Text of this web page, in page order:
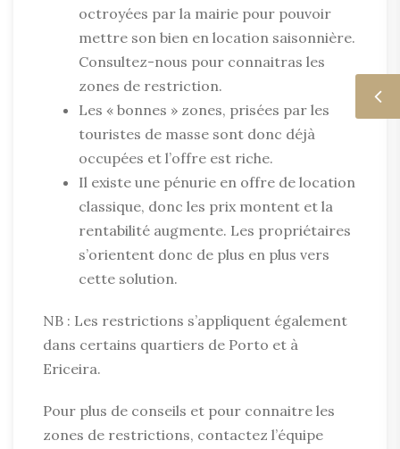
octroyées par la mairie pour pouvoir
mettre son bien en location saisonnière.
Consultez-nous pour connaitras les
zones de restriction.
Les « bonnes » zones, prisées par les
touristes de masse sont donc déjà
occupées et l’offre est riche.
Il existe une pénurie en offre de location
classique, donc les prix montent et la
rentabilité augmente. Les propriétaires
s’orientent donc de plus en plus vers
cette solution.
NB : Les restrictions s’appliquent également
dans certains quartiers de Porto et à
Ericeira.
Pour plus de conseils et pour connaitre les
zones de restrictions, contactez l’équipe